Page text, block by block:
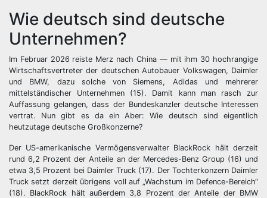
Wie deutsch sind deutsche
Unternehmen?
Im Februar 2026 reiste Merz nach China — mit ihm 30 hochrangige
Wirtschaftsvertreter der deutschen Autobauer Volkswagen, Daimler
und BMW, dazu solche von Siemens, Adidas und mehrerer
mittelständischer Unternehmen (15). Damit kann man rasch zur
Auffassung gelangen, dass der Bundeskanzler deutsche Interessen
vertrat. Nun gibt es da ein Aber: Wie deutsch sind eigentlich
heutzutage deutsche Großkonzerne?
Der US-amerikanische Vermögensverwalter BlackRock hält derzeit
rund 6,2 Prozent der Anteile an der Mercedes-Benz Group (16) und
etwa 3,5 Prozent bei Daimler Truck (17). Der Tochterkonzern Daimler
Truck setzt derzeit übrigens voll auf „Wachstum im Defence-Bereich“
(18). BlackRock hält außerdem 3,8 Prozent der Anteile der BMW